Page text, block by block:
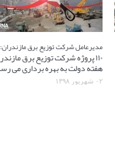
مدیرعامل شرکت توزیع برق مازندران:
۱۱۰ پروژه شرکت توزیع برق
هفته دولت به بهره برداری می
۰۲ شهریور ۱۳۹۸